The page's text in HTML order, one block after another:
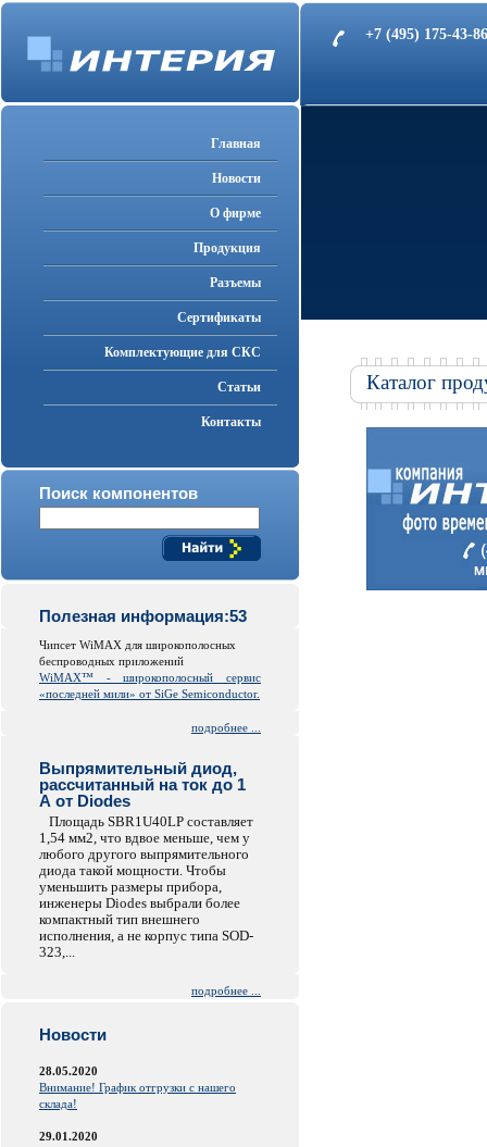
+7 (495) 175-43-
Главная
Новости
О фирме
Продукция
Разъемы
Cертификаты
Комплектующие для СКС
Статьи
Контакты
Поиск компонентов
Полезная информация:53
Чипсет WiMAX для широкополосных
беспроводных приложений
WiMAX™ - широкополосный сервис
«последней мили» от SiGe Semiconductor.
подробнее ...
Выпрямительный диод,
рассчитанный на ток до 1
А от Diodes
Площадь SBR1U40LP составляет
1,54 мм2, что вдвое меньше, чем у
любого другого выпрямительного
диода такой мощности. Чтобы
уменьшить размеры прибора,
инженеры Diodes выбрали более
компактный тип внешнего
исполнения, а не корпус типа SOD-
323,...
подробнее ...
Новости
28.05.2020
Внимание! График отгрузки с нашего
склада!
29.01.2020
Каталог